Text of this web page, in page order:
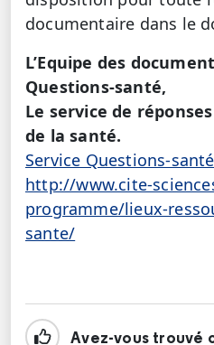
documentaire dans le
L’Equipe des
Questions-santé,
Le service de
de la santé.
Service Questions-santé
http://www.cite-
programme/lieux-
sante/
Avez-vous trouvé